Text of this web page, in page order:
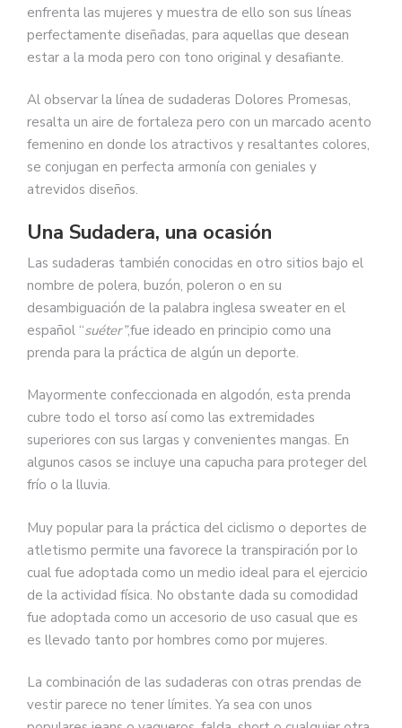
enfrenta las mujeres y muestra de ello son sus líneas
perfectamente diseñadas, para aquellas que desean
estar a la moda pero con tono original y desafiante.
Al observar la línea de sudaderas Dolores Promesas,
resalta un aire de fortaleza pero con un marcado acento
femenino en donde los atractivos y resaltantes colores,
se conjugan en perfecta armonía con geniales y
atrevidos diseños.
Una Sudadera, una ocasión
Las sudaderas también conocidas en otro sitios bajo el
nombre de polera, buzón, poleron o en su
desambiguación de la palabra inglesa sweater en el
español “suéter”,fue ideado en principio como una
prenda para la práctica de algún un deporte.
Mayormente confeccionada en algodón, esta prenda
cubre todo el torso así como las extremidades
superiores con sus largas y convenientes mangas. En
algunos casos se incluye una capucha para proteger del
frío o la lluvia.
Muy popular para la práctica del ciclismo o deportes de
atletismo permite una favorece la transpiración por lo
cual fue adoptada como un medio ideal para el ejercicio
de la actividad física. No obstante dada su comodidad
fue adoptada como un accesorio de uso casual que es
es llevado tanto por hombres como por mujeres.
La combinación de las sudaderas con otras prendas de
vestir parece no tener límites. Ya sea con unos